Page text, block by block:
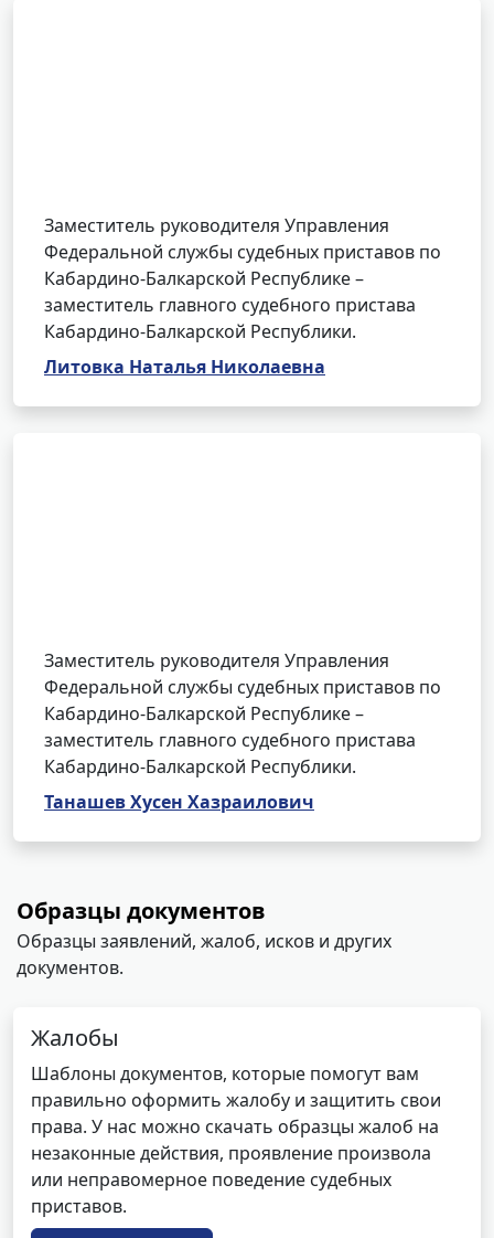
Заместитель руководителя Управления
Федеральной службы судебных приставов по
Кабардино-Балкарской Республике –
заместитель главного судебного пристава
Кабардино-Балкарской Республики.
Литовка Наталья Николаевна
Заместитель руководителя Управления
Федеральной службы судебных приставов по
Кабардино-Балкарской Республике –
заместитель главного судебного пристава
Кабардино-Балкарской Республики.
Танашев Хусен Хазраилович
Образцы документов
Образцы заявлений, жалоб, исков и других
документов.
Жалобы
Шаблоны документов, которые помогут вам
правильно оформить жалобу и защитить свои
права. У нас можно скачать образцы жалоб на
незаконные действия, проявление произвола
или неправомерное поведение судебных
приставов.